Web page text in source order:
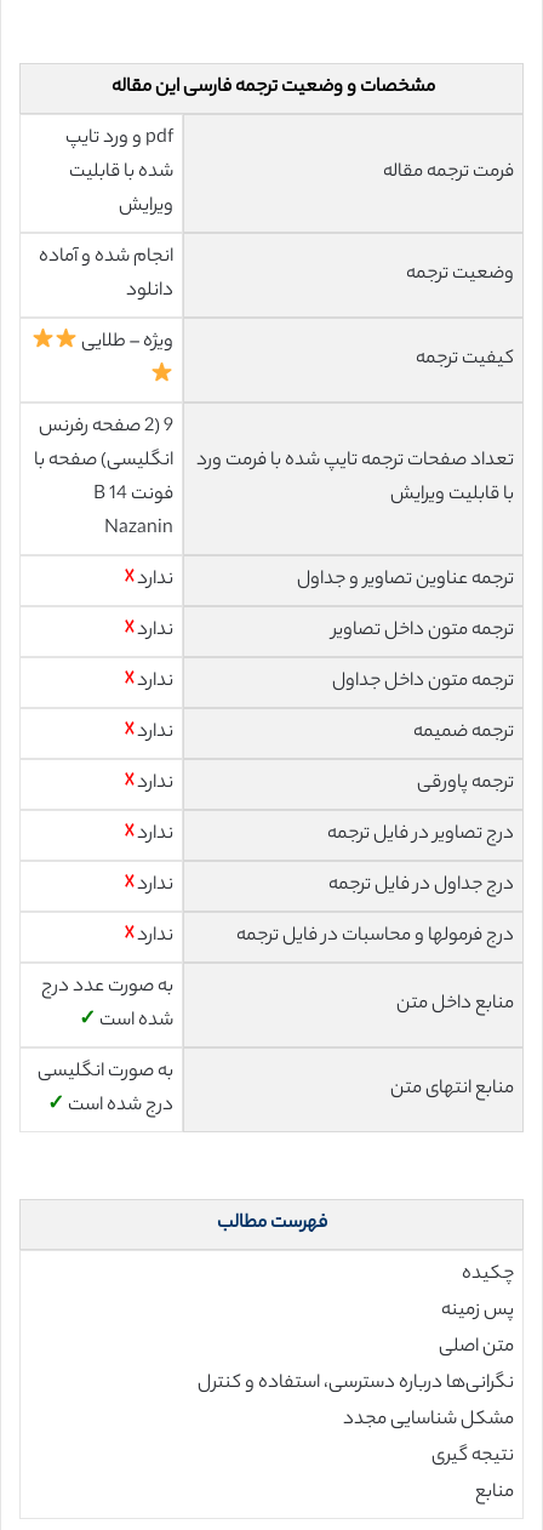
مشخصات و وضعیت ترجمه فارسی این مقاله
فرمت ترجمه مقاله
pdf و ورد تایپ
شده با قابلیت
ویرایش
وضعیت ترجمه
انجام شده و آماده
دانلود
کیفیت ترجمه
ویژه – طلایی
تعداد صفحات ترجمه تایپ شده با فرمت ورد
با قابلیت ویرایش
9 (2 صفحه رفرنس
انگلیسی) صفحه با
فونت 14 B
Nazanin
ترجمه عناوین تصاویر و جداول
ندارد☓
ترجمه متون داخل تصاویر
ندارد☓
ترجمه متون داخل جداول
ندارد☓
ترجمه ضمیمه
ندارد☓
ترجمه پاورقی
ندارد☓
درج تصاویر در فایل ترجمه
ندارد☓
درج جداول در فایل ترجمه
ندارد☓
درج فرمولها و محاسبات در فایل ترجمه
ندارد☓
منابع داخل متن
به صورت عدد درج
شده است ✓
منابع انتهای متن
به صورت انگلیسی
درج شده است ✓
فهرست مطالب
چکیده
پس زمینه
متن اصلی
نگرانی‌ها درباره دسترسی، استفاده و کنترل
مشکل شناسایی مجدد
نتیجه گیری
منابع